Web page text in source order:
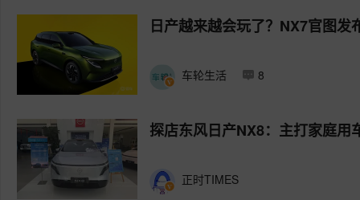
日产越来越会玩了？NX7官图发
车轮生活 8
探店东风日产NX8：主打家庭用
正时TIMES